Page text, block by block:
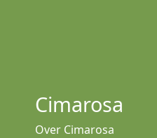
Cimarosa
Over Cimarosa